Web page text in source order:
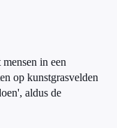
in een
op kunstgrasvelden
aldus de